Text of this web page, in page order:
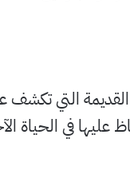
التي تكشف عن
في الحياة